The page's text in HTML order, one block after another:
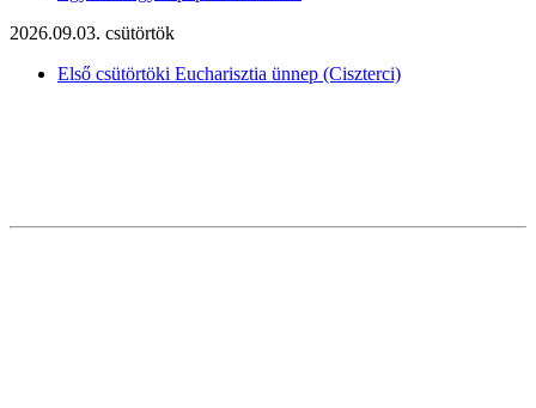
2026.09.03. csütörtök
Első csütörtöki Eucharisztia ünnep (Ciszterci)